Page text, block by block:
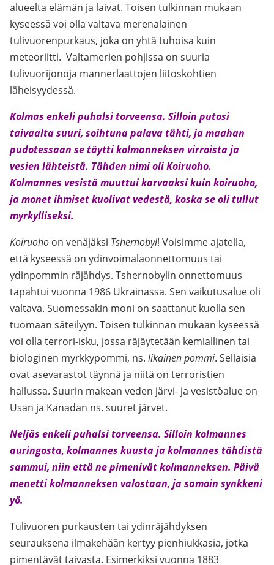
alueelta elämän ja laivat. Toisen tulkinnan mukaan
kyseessä voi olla valtava merenalainen
tulivuorenpurkaus, joka on yhtä tuhoisa kuin
meteoriitti. Valtamerien pohjissa on suuria
tulivuorijonoja mannerlaattojen liitoskohtien
läheisyydessä.
Kolmas enkeli puhalsi torveensa. Silloin putosi
taivaalta suuri, soihtuna palava tähti, ja maahan
pudotessaan se täytti kolmanneksen virroista ja
vesien lähteistä. Tähden nimi oli Koiruoho.
Kolmannes vesistä muuttui karvaaksi kuin koiruoho,
ja monet ihmiset kuolivat vedestä, koska se oli tullut
myrkylliseksi.
Koiruoho on venäjäksi Tshernobyl! Voisimme ajatella,
että kyseessä on ydinvoimalaonnettomuus tai
ydinpommin räjähdys. Tshernobylin onnettomuus
tapahtui vuonna 1986 Ukrainassa. Sen vaikutusalue oli
valtava. Suomessakin moni on saattanut kuolla sen
tuomaan säteilyyn. Toisen tulkinnan mukaan kyseessä
voi olla terrori-isku, jossa räjäytetään kemiallinen tai
biologinen myrkkypommi, ns. likainen pommi. Sellaisia
ovat asevarastot täynnä ja niitä on terroristien
hallussa. Suurin makean veden järvi- ja vesistöalue on
Usan ja Kanadan ns. suuret järvet.
Neljäs enkeli puhalsi torveensa. Silloin kolmannes
auringosta, kolmannes kuusta ja kolmannes tähdistä
sammui, niin että ne pimenivät kolmanneksen. Päivä
menetti kolmanneksen valostaan, ja samoin synkkeni
yö.
Tulivuoren purkausten tai ydinräjähdyksen
seurauksena ilmakehään kertyy pienhiukkasia, jotka
pimentävät taivasta. Esimerkiksi vuonna 1883